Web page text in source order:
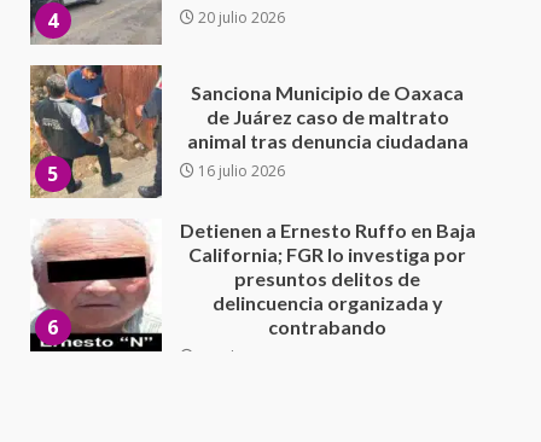
5 16 julio 2026
6
California; FGR lo investiga por
presuntos delitos de
delincuencia organizada y
contrabando
7
Sin paso carretera Oaxaca-
Cuacnopalan
26 junio 2026